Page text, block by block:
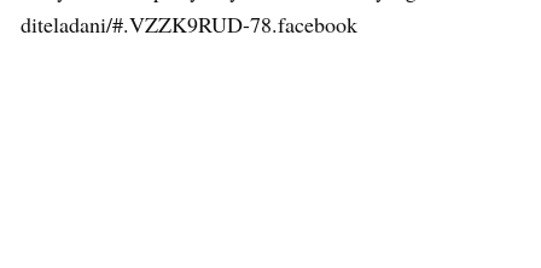
diteladani/#.VZZK9RUD-78.facebook